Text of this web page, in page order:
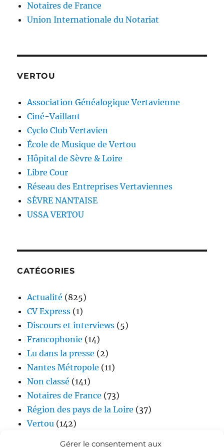
Gérer le consentement aux
Notaires de France
Union Internationale du Notariat
VERTOU
Association Généalogique Vertavienne
Ciné-Vaillant
Cyclo Club Vertavien
École de Musique de Vertou
Hôpital de Sèvre & Loire
Libre Cour
Réseau des Entreprises Vertaviennes
SÈVRE NANTAISE
USSA VERTOU
CATÉGORIES
Actualité (825)
CV Express (1)
Discours et interviews (5)
Francophonie (14)
Lu dans la presse (2)
Nantes Métropole (11)
Non classé (141)
Notaires de France (73)
Région des pays de la Loire (37)
Vertou (142)